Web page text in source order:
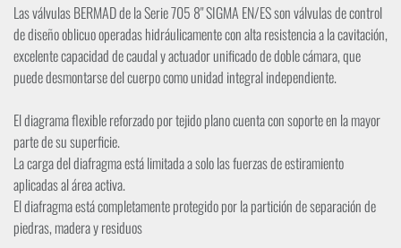
Las válvulas BERMAD de la Serie 705 8" SIGMA EN/ES son válvulas de control
de diseño oblicuo operadas hidráulicamente con alta resistencia a la cavitación,
excelente capacidad de caudal y actuador unificado de doble cámara, que
puede desmontarse del cuerpo como unidad integral independiente.
El diagrama flexible reforzado por tejido plano cuenta con soporte en la mayor
parte de su superficie.
La carga del diafragma está limitada a solo las fuerzas de estiramiento
aplicadas al área activa.
El diafragma está completamente protegido por la partición de separación de
piedras, madera y residuos